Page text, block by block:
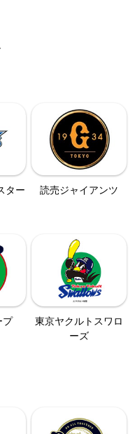
ター
読売ジャイアンツ
プ
東京ヤクルトスワロ
ーズ